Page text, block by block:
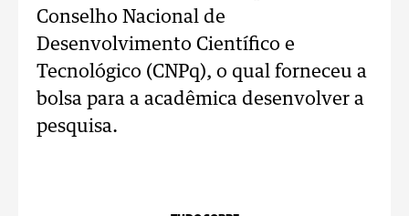
Conselho Nacional de
Desenvolvimento Científico e
Tecnológico (CNPq), o qual forneceu a
bolsa para a acadêmica desenvolver a
pesquisa.